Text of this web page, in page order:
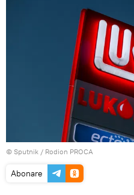
© Sputnik / Rodion PROCA
Abonare